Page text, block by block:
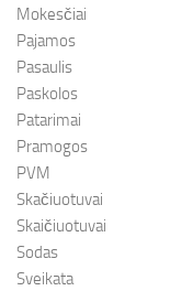
Mokesčiai
Pajamos
Pasaulis
Paskolos
Patarimai
Pramogos
PVM
Skačiuotuvai
Skaičiuotuvai
Sodas
Sveikata